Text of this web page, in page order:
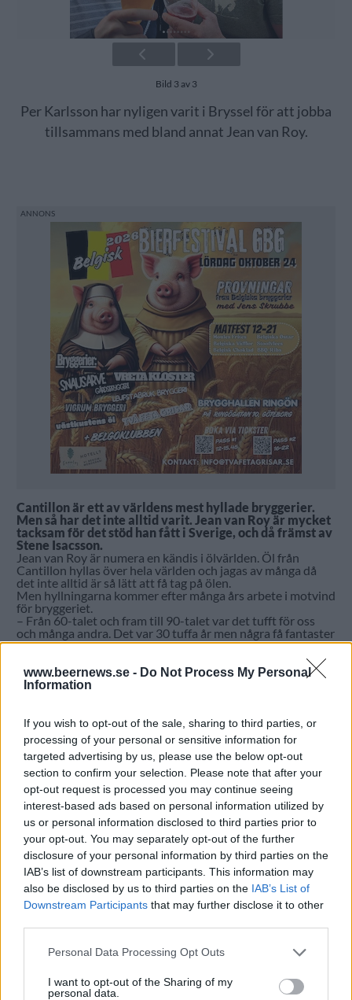
www.beernews.se - Do Not Process My Personal
Information
If you wish to opt-out of the sale, sharing to third parties, or
processing of your personal or sensitive information for
targeted advertising by us, please use the below opt-out
section to confirm your selection. Please note that after your
opt-out request is processed you may continue seeing
interest-based ads based on personal information utilized by
us or personal information disclosed to third parties prior to
your opt-out. You may separately opt-out of the further
disclosure of your personal information by third parties on the
IAB’s list of downstream participants. This information may
also be disclosed by us to third parties on the IAB’s List of
Downstream Participants that may further disclose it to other
Personal Data Processing Opt Outs
I want to opt-out of the Sharing of my
personal data.
Bild 3 av 3
Per Karlsson har nyligen varit i Bryssel för att jobba
tillsammans med bland annat Jean van Roy.
Cantillon är ett av världens mest hyllade bryggerier.
Men så har det inte alltid varit. Jean van Roy är mycket
tacksam för det stöd han fått i Sverige, och då främst av
Stene Isacsson.
Jean van Roy är numera en kändis i ölvärlden. Öl från
Cantillon hyllas över hela världen och jagas av många då
det inte alltid är så lätt att få tag på ölen.
Men hyllningarna kommer efter många års arbete i motvind
för bryggeriet.
– Från 60-talet och fram till 90-talet var det tufft för oss
och många andra. Det var 30 tuffa år men några få fantaster
lyckades få sina bryggerier att överleva, säger Jean van Roy.
Han växte upp under den tiden och lärde sig en hel del av
den tuffa tiden. Hans farfar jobbade på bryggeriet, precis
som hans pappa. Jean började att jobba där tillsammans